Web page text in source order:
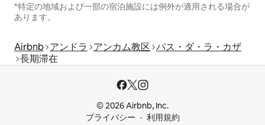
*特定の地域および一部の宿泊施設には例外が適用される場合が
あります。
Airbnb アンドラ アンカム教区 パス・ダ・ラ・カザ
長期滞在
© 2026 Airbnb, Inc.
プライバシー
利用規約